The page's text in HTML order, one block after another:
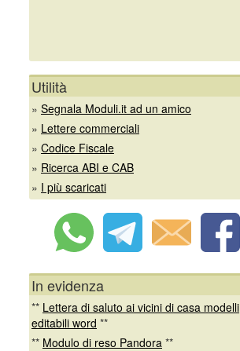
Utilità
» Segnala Moduli.it ad un amico
» Lettere commerciali
» Codice Fiscale
» Ricerca ABI e CAB
» I più scaricati
In evidenza
** Lettera di saluto ai vicini di casa modelli
editabili word **
** Modulo di reso Pandora **